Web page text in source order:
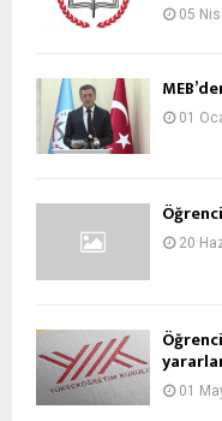
05
01
20
01